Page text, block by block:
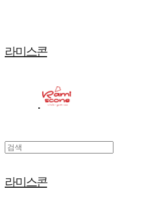
라미스콘
라미스콘